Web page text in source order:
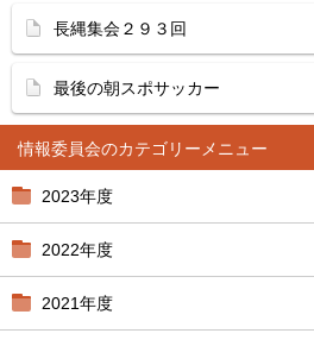
情報委員会
2023年度
2022年度
2021年度
長縄集会２９３回
最後の朝スポサッカー